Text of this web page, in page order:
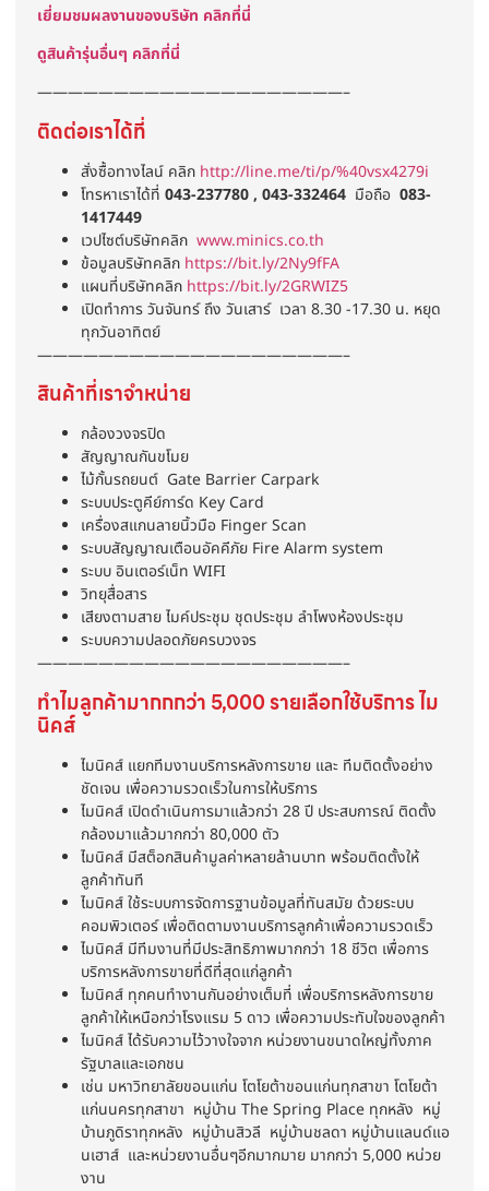
เยี่ยมชมผลงานของบริษัท คลิกที่นี่
ดูสินค้ารุ่นอื่นๆ คลิกที่นี่
————————————————————–
ติดต่อเราได้ที่
สั่งซื้อทางไลน์ คลิก http://line.me/ti/p/%40vsx4279i
โทรหาเราได้ที่ 043-237780 , 043-332464 มือถือ 083-
1417449
เวปไซต์บริษัทคลิก www.minics.co.th
ข้อมูลบริษัทคลิก https://bit.ly/2Ny9fFA
แผนที่บริษัทคลิก https://bit.ly/2GRWIZ5
เปิดทำการ วันจันทร์ ถึง วันเสาร์ เวลา 8.30 -17.30 น. หยุด
ทุกวันอาทิตย์
————————————————————–
สินค้าที่เราจำหน่าย
กล้องวงจรปิด
สัญญาณกันขโมย
ไม้กั้นรถยนต์ Gate Barrier Carpark
ระบบประตูคีย์การ์ด Key Card
เครื่องสแกนลายนิ้วมือ Finger Scan
ระบบสัญญาณเตือนอัคคีภัย Fire Alarm system
ระบบ อินเตอร์เน็ท WIFI
วิทยุสื่อสาร
เสียงตามสาย ไมค์ประชุม ชุดประชุม ลำโพงห้องประชุม
ระบบความปลอดภัยครบวงจร
————————————————————–
ทำไมลูกค้ามากกกว่า 5,000 รายเลือกใช้บริการ ไม
นิคส์
ไมนิคส์ แยกทีมงานบริการหลังการขาย และ ทีมติดตั้งอย่าง
ชัดเจน เพื่อความรวดเร็วในการให้บริการ
ไมนิคส์ เปิดดำเนินการมาแล้วกว่า 28 ปี ประสบการณ์ ติดตั้ง
กล้องมาแล้วมากกว่า 80,000 ตัว
ไมนิคส์ มีสต็อกสินค้ามูลค่าหลายล้านบาท พร้อมติดตั้งให้
ลูกค้าทันที
ไมนิคส์ ใช้ระบบการจัดการฐานข้อมูลที่ทันสมัย ด้วยระบบ
คอมพิวเตอร์ เพื่อติดตามงานบริการลูกค้าเพื่อความรวดเร็ว
ไมนิคส์ มีทีมงานที่มีประสิทธิภาพมากกว่า 18 ชีวิต เพื่อการ
บริการหลังการขายที่ดีที่สุดแก่ลูกค้า
ไมนิคส์ ทุกคนทำงานกันอย่างเต็มที่ เพื่อบริการหลังการขาย
ลูกค้าให้เหนือกว่าโรงแรม 5 ดาว เพื่อความประทับใจของลูกค้า
ไมนิคส์ ได้รับความไว้วางใจจาก หน่วยงานขนาดใหญ่ทั้งภาค
รัฐบาลและเอกชน
เช่น มหาวิทยาลัยขอนแก่น โตโยต้าขอนแก่นทุกสาขา โตโยต้า
แก่นนครทุกสาขา หมู่บ้าน The Spring Place ทุกหลัง หมู่
บ้านภูดิราทุกหลัง หมู่บ้านสิวลี หมู่บ้านชลดา หมู่บ้านแลนด์แอ
นเฮาส์ และหน่วยงานอื่นๆอีกมากมาย มากกว่า 5,000 หน่วย
งาน